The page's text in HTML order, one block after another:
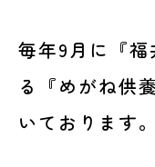
毎年9月に『
る『めがね供
いております。